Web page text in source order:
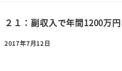
２１：副収入で年間1200万
2017年7月12日